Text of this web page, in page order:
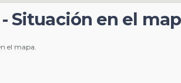
Situación en el
el mapa.